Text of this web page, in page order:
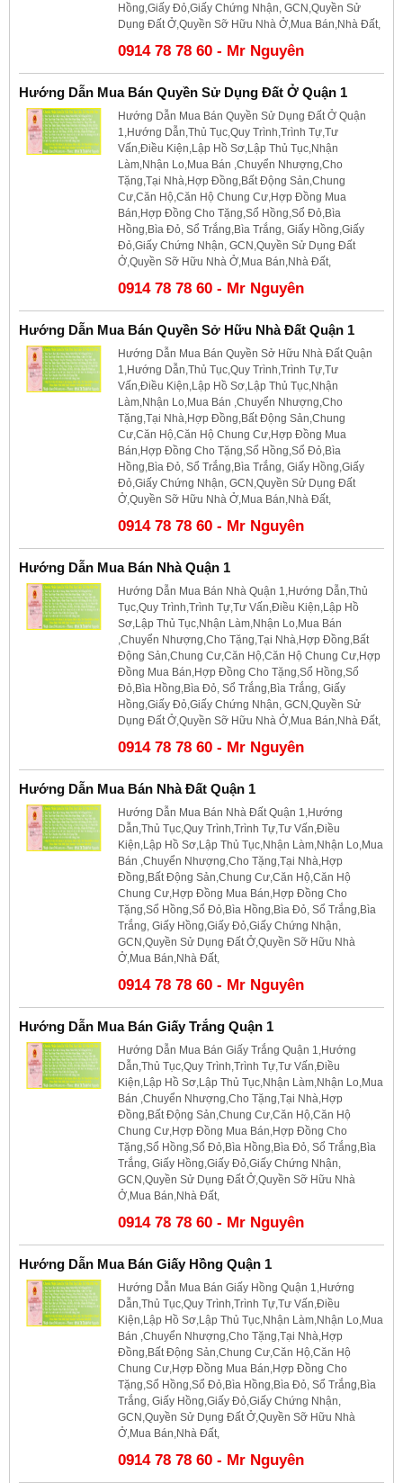
Hồng,Giấy Đỏ,Giấy Chứng Nhận, GCN,Quyền Sử
Dụng Đất Ở,Quyền Sỡ Hữu Nhà Ở,Mua Bán,Nhà Đất,
0914 78 78 60 - Mr Nguyên
Hướng Dẫn Mua Bán Quyền Sử Dụng Đất Ở Quận 1
Hướng Dẫn Mua Bán Quyền Sử Dụng Đất Ở Quận
1,Hướng Dẫn,Thủ Tục,Quy Trình,Trình Tự,Tư
Vấn,Điều Kiện,Lập Hồ Sơ,Lập Thủ Tục,Nhận
Làm,Nhận Lo,Mua Bán ,Chuyển Nhượng,Cho
Tặng,Tại Nhà,Hợp Đồng,Bất Động Sản,Chung
Cư,Căn Hộ,Căn Hộ Chung Cư,Hợp Đồng Mua
Bán,Hợp Đồng Cho Tặng,Sổ Hồng,Sổ Đỏ,Bìa
Hồng,Bìa Đỏ, Sổ Trắng,Bìa Trắng, Giấy Hồng,Giấy
Đỏ,Giấy Chứng Nhận, GCN,Quyền Sử Dụng Đất
Ở,Quyền Sỡ Hữu Nhà Ở,Mua Bán,Nhà Đất,
0914 78 78 60 - Mr Nguyên
Hướng Dẫn Mua Bán Quyền Sở Hữu Nhà Đất Quận 1
Hướng Dẫn Mua Bán Quyền Sở Hữu Nhà Đất Quận
1,Hướng Dẫn,Thủ Tục,Quy Trình,Trình Tự,Tư
Vấn,Điều Kiện,Lập Hồ Sơ,Lập Thủ Tục,Nhận
Làm,Nhận Lo,Mua Bán ,Chuyển Nhượng,Cho
Tặng,Tại Nhà,Hợp Đồng,Bất Động Sản,Chung
Cư,Căn Hộ,Căn Hộ Chung Cư,Hợp Đồng Mua
Bán,Hợp Đồng Cho Tặng,Sổ Hồng,Sổ Đỏ,Bìa
Hồng,Bìa Đỏ, Sổ Trắng,Bìa Trắng, Giấy Hồng,Giấy
Đỏ,Giấy Chứng Nhận, GCN,Quyền Sử Dụng Đất
Ở,Quyền Sỡ Hữu Nhà Ở,Mua Bán,Nhà Đất,
0914 78 78 60 - Mr Nguyên
Hướng Dẫn Mua Bán Nhà Quận 1
Hướng Dẫn Mua Bán Nhà Quận 1,Hướng Dẫn,Thủ
Tục,Quy Trình,Trình Tự,Tư Vấn,Điều Kiện,Lập Hồ
Sơ,Lập Thủ Tục,Nhận Làm,Nhận Lo,Mua Bán
,Chuyển Nhượng,Cho Tặng,Tại Nhà,Hợp Đồng,Bất
Động Sản,Chung Cư,Căn Hộ,Căn Hộ Chung Cư,Hợp
Đồng Mua Bán,Hợp Đồng Cho Tặng,Sổ Hồng,Sổ
Đỏ,Bìa Hồng,Bìa Đỏ, Sổ Trắng,Bìa Trắng, Giấy
Hồng,Giấy Đỏ,Giấy Chứng Nhận, GCN,Quyền Sử
Dụng Đất Ở,Quyền Sỡ Hữu Nhà Ở,Mua Bán,Nhà Đất,
0914 78 78 60 - Mr Nguyên
Hướng Dẫn Mua Bán Nhà Đất Quận 1
Hướng Dẫn Mua Bán Nhà Đất Quận 1,Hướng
Dẫn,Thủ Tục,Quy Trình,Trình Tự,Tư Vấn,Điều
Kiện,Lập Hồ Sơ,Lập Thủ Tục,Nhận Làm,Nhận Lo,Mua
Bán ,Chuyển Nhượng,Cho Tặng,Tại Nhà,Hợp
Đồng,Bất Động Sản,Chung Cư,Căn Hộ,Căn Hộ
Chung Cư,Hợp Đồng Mua Bán,Hợp Đồng Cho
Tặng,Sổ Hồng,Sổ Đỏ,Bìa Hồng,Bìa Đỏ, Sổ Trắng,Bìa
Trắng, Giấy Hồng,Giấy Đỏ,Giấy Chứng Nhận,
GCN,Quyền Sử Dụng Đất Ở,Quyền Sỡ Hữu Nhà
Ở,Mua Bán,Nhà Đất,
0914 78 78 60 - Mr Nguyên
Hướng Dẫn Mua Bán Giấy Trắng Quận 1
Hướng Dẫn Mua Bán Giấy Trắng Quận 1,Hướng
Dẫn,Thủ Tục,Quy Trình,Trình Tự,Tư Vấn,Điều
Kiện,Lập Hồ Sơ,Lập Thủ Tục,Nhận Làm,Nhận Lo,Mua
Bán ,Chuyển Nhượng,Cho Tặng,Tại Nhà,Hợp
Đồng,Bất Động Sản,Chung Cư,Căn Hộ,Căn Hộ
Chung Cư,Hợp Đồng Mua Bán,Hợp Đồng Cho
Tặng,Sổ Hồng,Sổ Đỏ,Bìa Hồng,Bìa Đỏ, Sổ Trắng,Bìa
Trắng, Giấy Hồng,Giấy Đỏ,Giấy Chứng Nhận,
GCN,Quyền Sử Dụng Đất Ở,Quyền Sỡ Hữu Nhà
Ở,Mua Bán,Nhà Đất,
0914 78 78 60 - Mr Nguyên
Hướng Dẫn Mua Bán Giấy Hồng Quận 1
Hướng Dẫn Mua Bán Giấy Hồng Quận 1,Hướng
Dẫn,Thủ Tục,Quy Trình,Trình Tự,Tư Vấn,Điều
Kiện,Lập Hồ Sơ,Lập Thủ Tục,Nhận Làm,Nhận Lo,Mua
Bán ,Chuyển Nhượng,Cho Tặng,Tại Nhà,Hợp
Đồng,Bất Động Sản,Chung Cư,Căn Hộ,Căn Hộ
Chung Cư,Hợp Đồng Mua Bán,Hợp Đồng Cho
Tặng,Sổ Hồng,Sổ Đỏ,Bìa Hồng,Bìa Đỏ, Sổ Trắng,Bìa
Trắng, Giấy Hồng,Giấy Đỏ,Giấy Chứng Nhận,
GCN,Quyền Sử Dụng Đất Ở,Quyền Sỡ Hữu Nhà
Ở,Mua Bán,Nhà Đất,
0914 78 78 60 - Mr Nguyên